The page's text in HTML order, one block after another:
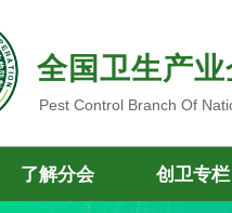
全国卫生产
Pest Control Branch Of
了解分会 创卫专栏